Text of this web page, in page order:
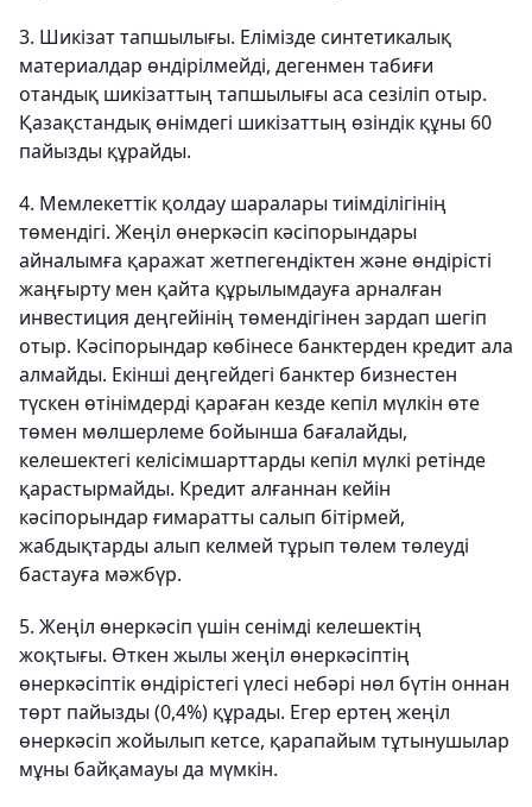
3. Шикізат тапшылығы. Елімізде синтетикалық
материалдар өндірілмейді, дегенмен табиғи
отандық шикізаттың тапшылығы аса сезіліп отыр.
Қазақстандық өнімдегі шикізаттың өзіндік құны 60
пайызды құрайды.
4. Мемлекеттік қолдау шаралары тиімділігінің
төмендігі. Жеңіл өнеркәсіп кәсіпорындары
айналымға қаражат жетпегендіктен және өндірісті
жаңғырту мен қайта құрылымдауға арналған
инвестиция деңгейінің төмендігінен зардап шегіп
отыр. Кәсіпорындар көбінесе банктерден кредит ала
алмайды. Екінші деңгейдегі банктер бизнестен
түскен өтінімдерді қараған кезде кепіл мүлкін өте
төмен мөлшерлеме бойынша бағалайды,
келешектегі келісімшарттарды кепіл мүлкі ретінде
қарастырмайды. Кредит алғаннан кейін
кәсіпорындар ғимаратты салып бітірмей,
жабдықтарды алып келмей тұрып төлем төлеуді
бастауға мәжбүр.
5. Жеңіл өнеркәсіп үшін сенімді келешектің
жоқтығы. Өткен жылы жеңіл өнеркәсіптің
өнеркәсіптік өндірістегі үлесі небәрі нөл бүтін оннан
төрт пайызды (0,4%) құрады. Егер ертең жеңіл
өнеркәсіп жойылып кетсе, қарапайым тұтынушылар
мұны байқамауы да мүмкін.